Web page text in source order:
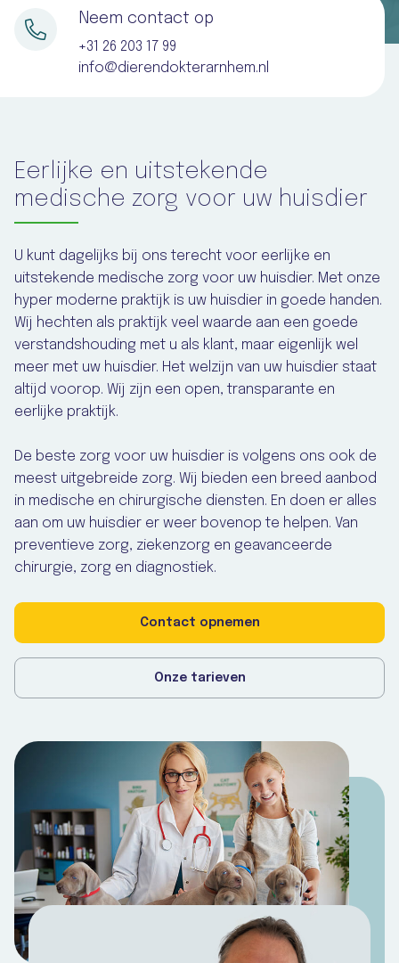
Neem contact op
+31 26 203 17 99
info@dierendokterarnhem.nl
Eerlijke en uitstekende
medische zorg voor uw huisdier
U kunt dagelijks bij ons terecht voor eerlijke en
uitstekende medische zorg voor uw huisdier. Met onze
hyper moderne praktijk is uw huisdier in goede handen.
Wij hechten als praktijk veel waarde aan een goede
verstandshouding met u als klant, maar eigenlijk wel
meer met uw huisdier. Het welzijn van uw huisdier staat
altijd voorop. Wij zijn een open, transparante en
eerlijke praktijk.
De beste zorg voor uw huisdier is volgens ons ook de
meest uitgebreide zorg. Wij bieden een breed aanbod
in medische en chirurgische diensten. En doen er alles
aan om uw huisdier er weer bovenop te helpen. Van
preventieve zorg, ziekenzorg en geavanceerde
chirurgie, zorg en diagnostiek.
Contact opnemen
Onze tarieven